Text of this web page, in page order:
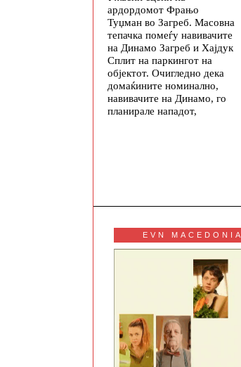
ардордомот Фрањо
Туџман во Загреб. Масовна
тепачка помеѓу навивачите
на Динамо Загреб и Хајдук
Сплит на паркингот на
објектот. Очигледно дека
домаќините номинално,
навивачите на Динамо, го
планирале нападот,
EVN MACEDONIA